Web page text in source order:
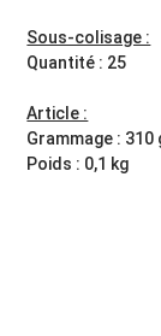
Sous-colisage :
Quantité : 25
Article :
Grammage : 310
Poids : 0,1 kg